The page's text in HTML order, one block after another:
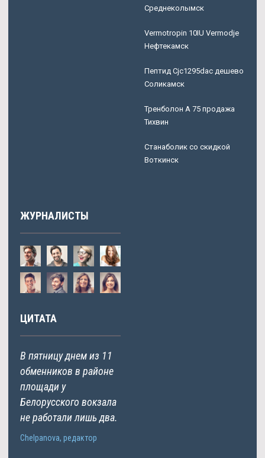
Среднеколымск
Vermotropin 10IU Vermodje
Нефтекамск
Пептид Cjc1295dac дешево
Соликамск
Тренболон A 75 продажа
Тихвин
Станаболик со скидкой
Воткинск
ЖУРНАЛИСТЫ
ЦИТАТА
В пятницу днем из 11
обменников в районе
площади у
Белорусского вокзала
не работали лишь два.
Chelpanova, редактор